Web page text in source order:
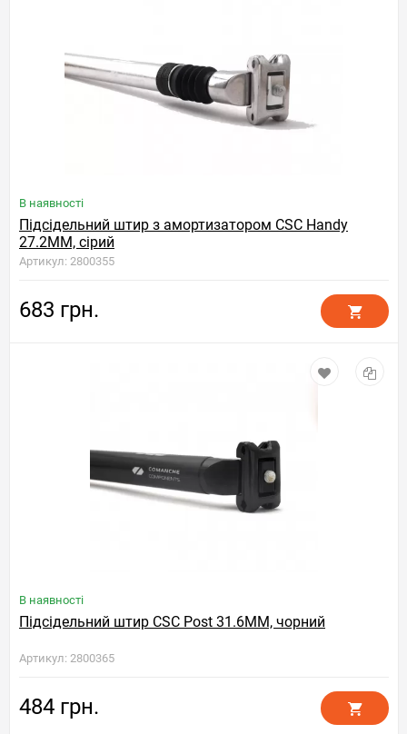
В наявності
Підсідельний штир з амортизатором CSC Handy
27.2MM, сірий
Артикул: 2800355
683 грн.
В наявності
Підсідельний штир CSC Post 31.6MM, чорний
Артикул: 2800365
484 грн.